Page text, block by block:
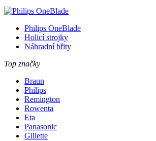
Philips OneBlade
Holicí strojky
Náhradní břity
Top značky
Braun
Philips
Remington
Rowenta
Eta
Panasonic
Gillette